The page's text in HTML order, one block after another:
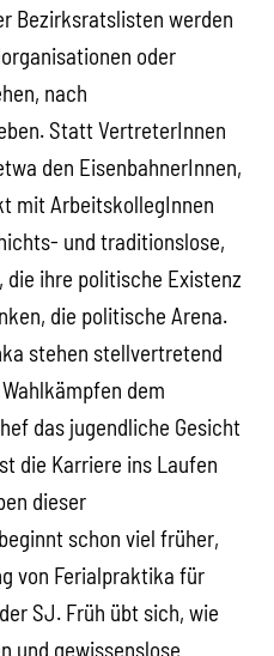
Bezirksratslisten werden
oder
nach
Statt VertreterInnen
den EisenbahnerInnen,
mit ArbeitskollegInnen
und traditionslose,
ihre politische Existenz
die politische Arena.
stehen stellvertretend
dem
das jugendliche Gesicht
die Karriere ins Laufen
dieser
schon viel früher,
von Ferialpraktika für
SJ. Früh übt sich, wie
und gewissenslose